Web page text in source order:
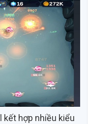
kết hợp nhiều kiểu